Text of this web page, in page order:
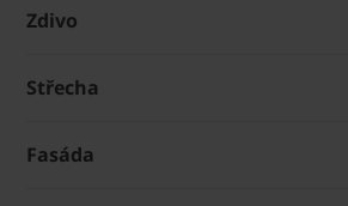
Zdivo
Střecha
Fasáda